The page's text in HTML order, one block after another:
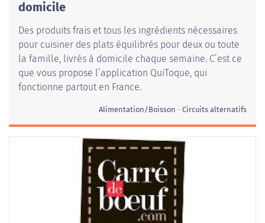
domicile
Des produits frais et tous les ingrédients nécessaires
pour cuisiner des plats équilibrés pour deux ou toute
la famille, livrés à domicile chaque semaine. C’est ce
que vous propose l’application QuiToque, qui
fonctionne partout en France.
Alimentation/Boisson Circuits alternatifs